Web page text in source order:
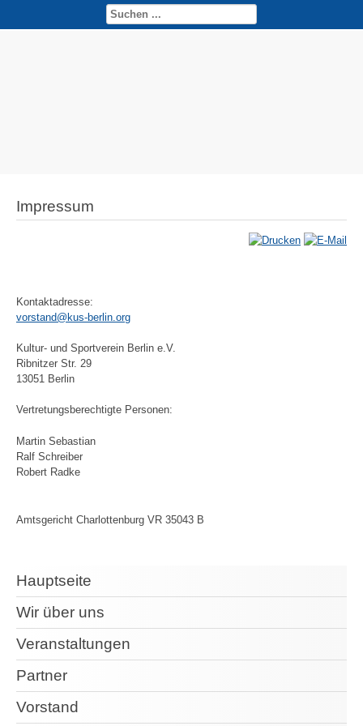
Impressum
Kontaktadresse:
vorstand@kus-berlin.org
Kultur- und Sportverein Berlin e.V.
Ribnitzer Str. 29
13051 Berlin
Vertretungsberechtigte Personen:
Martin Sebastian
Ralf Schreiber
Robert Radke
Amtsgericht Charlottenburg VR 35043 B
Hauptseite
Wir über uns
Veranstaltungen
Partner
Vorstand